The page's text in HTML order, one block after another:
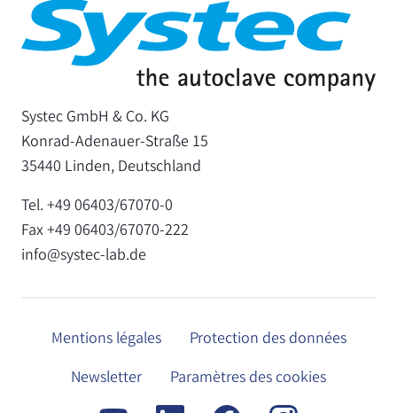
Systec GmbH & Co. KG
Konrad-Adenauer-Straße 15
35440 Linden, Deutschland
Tel. +49 06403/67070-0
Fax +49 06403/67070-222
info@systec-lab.de
Mentions légales
Protection des données
Newsletter
Paramètres des cookies